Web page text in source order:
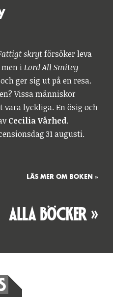
skrytförsöker leva
iLord All Smitey
ger sig ut på en resa.
Vissa människor
vara lyckliga. En ösig och
Cecilia Vårhed.
31 augusti.
LÄS MER OM BOKEN »
ALLA BÖCKER »